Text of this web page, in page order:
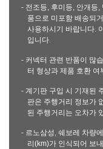
- 전조등, 후미등, 안개등
품으로 미포함 배송되
사용하시기 바랍니다.
입니다.
- 커넥터 관련 반품이 많
터 형상과 제품 호환 여
- 계기판 구입 시 기재된
판은 주행거리 정보가
된 주행거리는 오차가
- 르노삼성, 쉐보레 차량
리(km)가 인식되어 보